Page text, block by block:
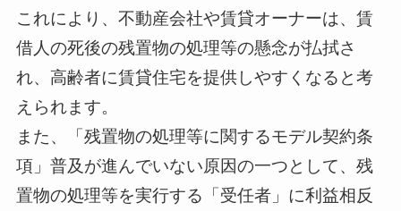
これにより、不動産会社や賃貸オーナーは、​​賃
借人の死後の残置物の処理等の懸念が払拭さ
れ、高齢者に賃貸住宅を提供しやすくなると考
えられます。
また、「残置物の処理等に関するモデル契約条
項」普及が進んでいない原因の一つとして、残
置物の処理等を実行する「受任者」に利益相反